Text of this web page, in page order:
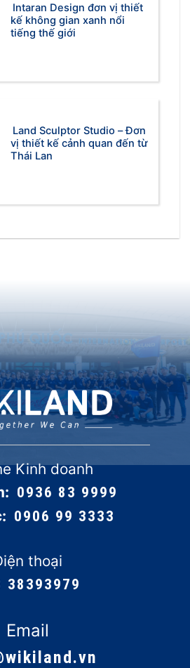
Intaran Design đơn vị thiết
kế không gian xanh nổi
tiếng thế giới
Land Sculptor Studio – Đơn
vị thiết kế cảnh quan đến từ
Thái Lan
Kinh doanh
0936 83 9999
0906 99 3333
thoại
38393979
Email